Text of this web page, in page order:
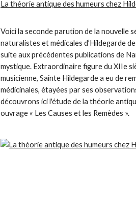
La théorie antique des humeurs chez
Voici la seconde parution de la nouvelle
naturalistes et médicales d’Hildegarde
suite aux précédentes publications de
mystique. Extraordinaire figure du XIIe
musicienne, Sainte Hildegarde a eu de
médicinales, étayées par ses
découvrons ici l'étude de la théorie
ouvrage « Les Causes et les Remèdes ».